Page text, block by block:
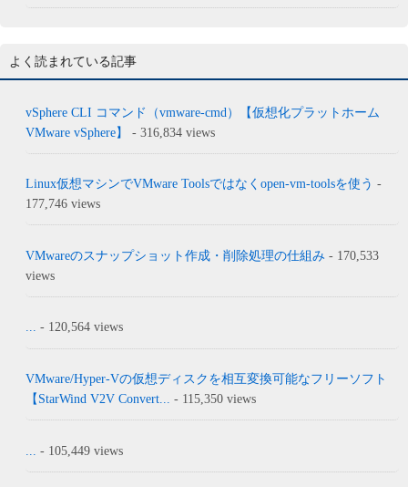
よく読まれている記事
vSphere CLI コマンド（vmware-cmd）【仮想化プラットホーム
VMware vSphere】
- 316,834 views
Linux仮想マシンでVMware Toolsではなくopen-vm-toolsを使う -
177,746 views
VMwareのスナップショット作成・削除処理の仕組み - 170,533
views
... - 120,564 views
VMware/Hyper-Vの仮想ディスクを相互変換可能なフリーソフト
【StarWind V2V Convert...
- 115,350 views
- 105,449 views